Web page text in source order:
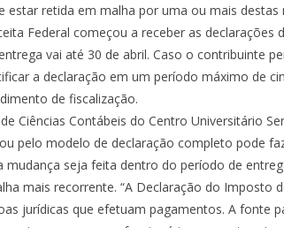
estar retida em malha por uma ou mais destas
Federal começou a receber as declarações
vai até 30 de abril. Caso o contribuinte
a declaração em um período máximo de
de fiscalização.
Ciências Contábeis do Centro Universitário
pelo modelo de declaração completo pode
mudança seja feita dentro do período de
mais recorrente. “A Declaração do Imposto
jurídicas que efetuam pagamentos. A fonte